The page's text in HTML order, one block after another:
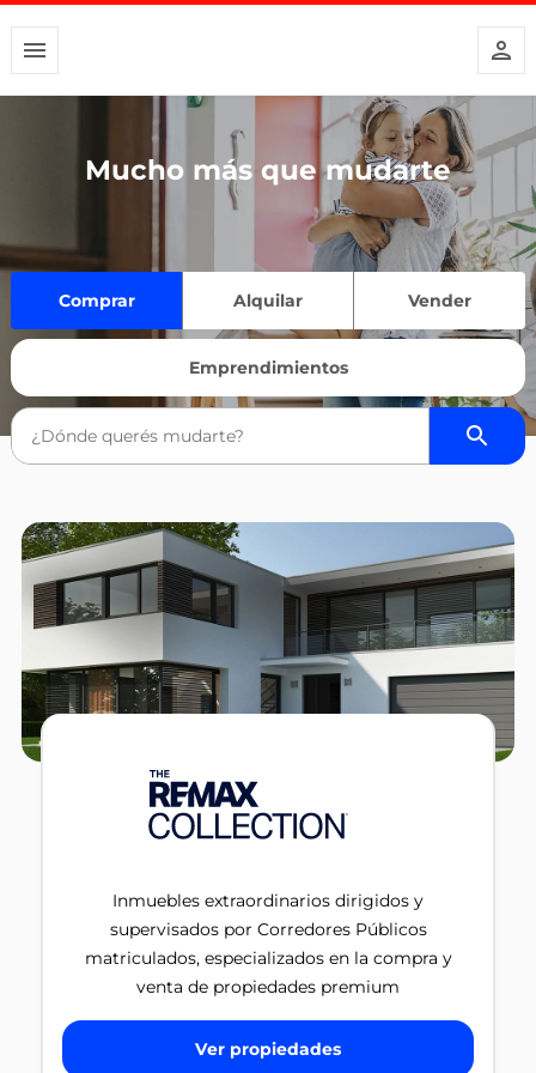
Mucho más que mudarte
Comprar Alquilar Vender
Emprendimientos
Inmuebles extraordinarios dirigidos y
supervisados por Corredores Públicos
matriculados, especializados en la compra y
venta de propiedades premium
Ver propiedades